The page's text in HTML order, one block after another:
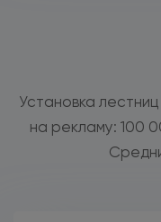
Установка
на рекламу: 100